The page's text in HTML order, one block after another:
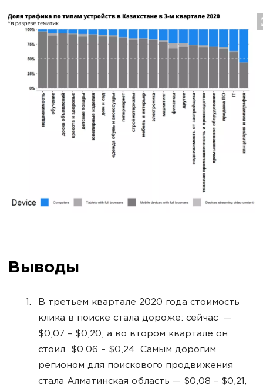
Выводы
В третьем квартале 2020 года стоимость
клика в поиске стала дороже: сейчас —
$0,07 – $0,20, а во втором квартале он
стоил $0,06 – $0,24. Самым дорогим
регионом для поискового продвижения
стала Алматинская область — $0,08 – $0,21,